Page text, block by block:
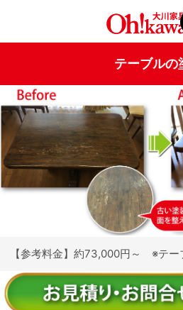
テーブルの
【参考料金】約73,000円～ ※テー